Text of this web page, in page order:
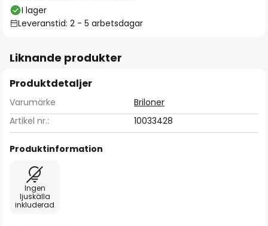
I lager
Leveranstid: 2 - 5 arbetsdagar
Liknande produkter
Produktdetaljer
Varumärke
Briloner
Artikel nr.:
10033428
Produktinformation
Ingen
ljuskälla
inkluderad